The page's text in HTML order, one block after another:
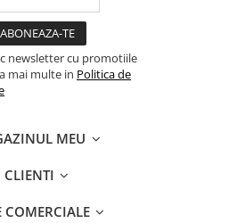
newsletter cu promotiile
mai multe in Politica de
MEU
CLIENTI
COMERCIALE